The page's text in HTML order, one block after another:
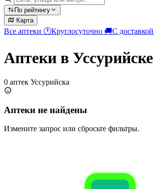
По рейтингу
Карта
Все аптеки 🕐Круглосуточно 🚚С доставкой
Аптеки в Уссурийске
0 аптек Уссурийска
Аптеки не найдены
Измените запрос или сбросьте фильтры.